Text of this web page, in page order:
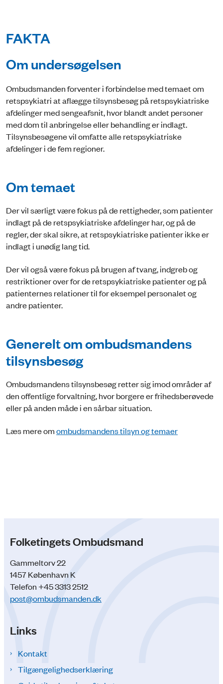
FAKTA
Om undersøgelsen
Ombudsmanden forventer i forbindelse med temaet om
retspsykiatri at aflægge tilsynsbesøg på retspsykiatriske
afdelinger med sengeafsnit, hvor blandt andet personer
med dom til anbringelse eller behandling er indlagt.
Tilsynsbesøgene vil omfatte alle retspsykiatriske
afdelinger i de fem regioner.
Om temaet
Der vil særligt være fokus på de rettigheder, som patienter
indlagt på de retspsykiatriske afdelinger har, og på de
regler, der skal sikre, at retspsykiatriske patienter ikke er
indlagt i unødig lang tid.
Der vil også være fokus på brugen af tvang, indgreb og
restriktioner over for de retspsykiatriske patienter og på
patienternes relationer til for eksempel personalet og
andre patienter.
Generelt om ombudsmandens
tilsynsbesøg
Ombudsmandens tilsynsbesøg retter sig imod områder af
den offentlige forvaltning, hvor borgere er frihedsberøvede
eller på anden måde i en sårbar situation.
Læs mere omombudsmandens tilsyn og temaer
Folketingets Ombudsmand
Gammeltorv 22
1457 København K
Telefon +45 3313 2512
post@ombudsmanden.dk
Links
Kontakt
Tilgængelighedserklæring